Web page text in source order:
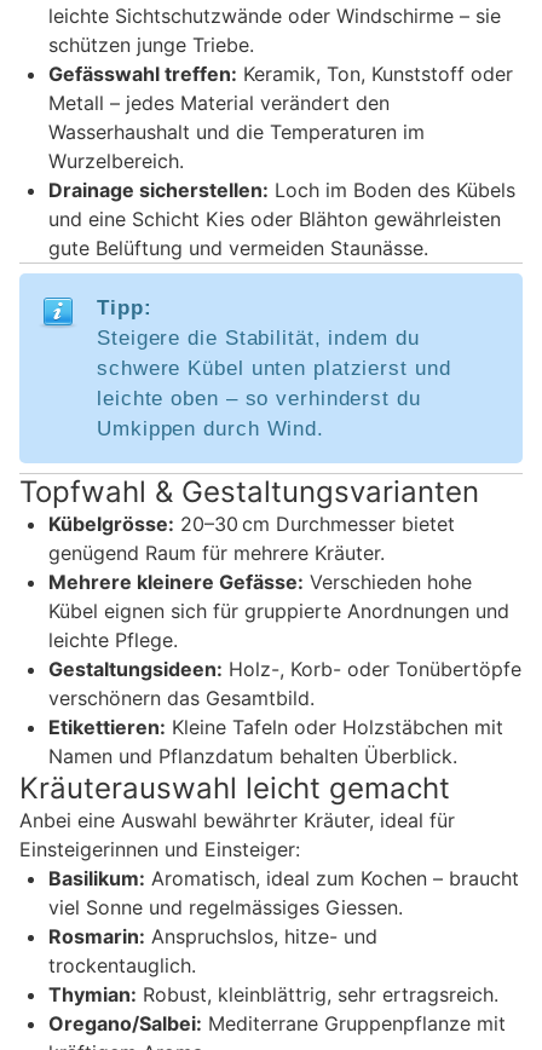
leichte Sichtschutzwände oder Windschirme – sie
schützen junge Triebe.
Gefässwahl treffen: Keramik, Ton, Kunststoff oder
Metall – jedes Material verändert den
Wasserhaushalt und die Temperaturen im
Wurzelbereich.
Drainage sicherstellen: Loch im Boden des Kübels
und eine Schicht Kies oder Blähton gewährleisten
gute Belüftung und vermeiden Staunässe.
Tipp:
Steigere die Stabilität, indem du
schwere Kübel unten platzierst und
leichte oben – so verhinderst du
Umkippen durch Wind.
Topfwahl & Gestaltungsvarianten
Kübelgrösse: 20–30 cm Durchmesser bietet
genügend Raum für mehrere Kräuter.
Mehrere kleinere Gefässe: Verschieden hohe
Kübel eignen sich für gruppierte Anordnungen und
leichte Pflege.
Gestaltungsideen: Holz-, Korb- oder Tonübertöpfe
verschönern das Gesamtbild.
Etikettieren: Kleine Tafeln oder Holzstäbchen mit
Namen und Pflanzdatum behalten Überblick.
Kräuterauswahl leicht gemacht
Anbei eine Auswahl bewährter Kräuter, ideal für
Einsteigerinnen und Einsteiger:
Basilikum: Aromatisch, ideal zum Kochen – braucht
viel Sonne und regelmässiges Giessen.
Rosmarin: Anspruchslos, hitze- und
trockentauglich.
Thymian: Robust, kleinblättrig, sehr ertragsreich.
Oregano/Salbei: Mediterrane Gruppenpflanze mit